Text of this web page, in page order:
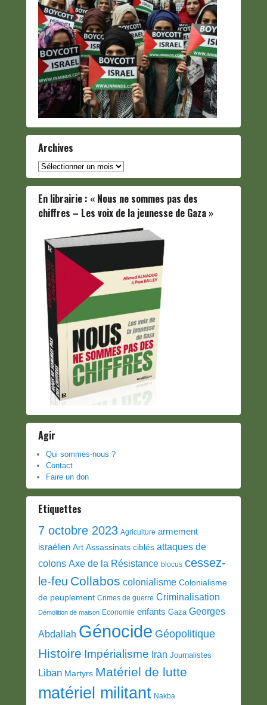
Archives
Archives
En librairie : « Nous ne sommes pas des
chiffres – Les voix de la jeunesse de Gaza »
Agir
Qui sommes-nous ?
Contact
Faire un don
Etiquettes
7 octobre 2023 Agriculture armement
israélien Art Assassinats ciblés attaques de
colons Axe de la Résistance blocus cessez-
le-feu Collabos colonialisme Colonialisme
de peuplement Crimes de guerre Criminalisation
Démolition de maison Economie enfants Gaza Georges
Abdallah Génocide Géopolitique
Histoire Impérialisme Iran Journalistes
Liban Martyrs Matériel de lutte
matériel militant Nakba